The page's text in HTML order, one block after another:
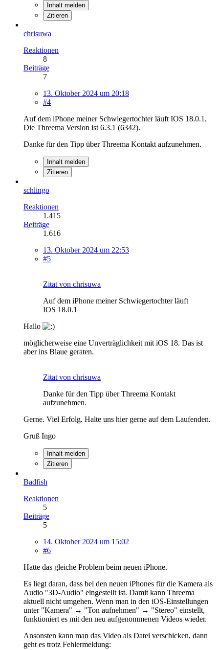
Inhalt melden
Zitieren
chrisuwa
Reaktionen
8
Beiträge
7
13. Oktober 2024 um 20:18
#4
Auf dem iPhone meiner Schwiegertochter läuft IOS 18.0.1,
Die Threema Version ist 6.3.1 (6342).
Danke für den Tipp über Threema Kontakt aufzunehmen.
Inhalt melden
Zitieren
schlingo
Reaktionen
1.415
Beiträge
1.616
13. Oktober 2024 um 22:53
#5
Zitat von chrisuwa
Auf dem iPhone meiner Schwiegertochter läuft
IOS 18.0.1
Hallo
möglicherweise eine Unverträglichkeit mit iOS 18. Das ist
aber ins Blaue geraten.
Zitat von chrisuwa
Danke für den Tipp über Threema Kontakt
aufzunehmen.
Gerne. Viel Erfolg. Halte uns hier gerne auf dem Laufenden.
Gruß Ingo
Inhalt melden
Zitieren
Badfish
Reaktionen
5
Beiträge
5
14. Oktober 2024 um 15:02
#6
Hatte das gleiche Problem beim neuen iPhone.
Es liegt daran, dass bei den neuen iPhones für die Kamera als
Audio "3D-Audio" eingestellt ist. Damit kann Threema
aktuell nicht umgehen. Wenn man in den iOS-Einstellungen
unter "Kamera" → "Ton aufnehmen" → "Stereo" einstellt,
funktioniert es mit den neu aufgenommenen Videos wieder.
Ansonsten kann man das Video als Datei verschicken, dann
geht es trotz Fehlermeldung: